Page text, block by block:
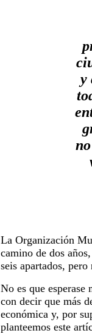
y
La Organización
camino de dos
seis apartados,
No es que
con decir que más
económica y, por
planteemos este